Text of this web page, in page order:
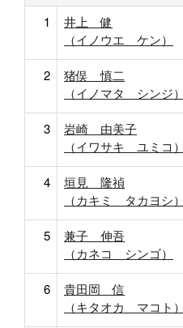
1
井上 健
（イノウエ ケン）
2
猪俣 慎二
（イノマタ シンジ）
3
岩崎 由美子
（イワサキ ユミコ）
4
垣見 隆禎
（カキミ タカヨシ）
5
兼子 伸吾
（カネコ シンゴ）
6
貴田岡 信
（キタオカ マコト）